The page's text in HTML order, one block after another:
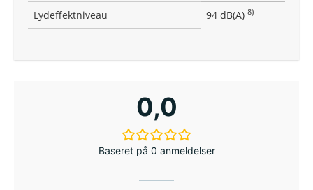
Lydeffektniveau 94 dB(A) 8)
0,0
Baseret på 0 anmeldelser